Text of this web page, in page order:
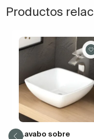
Productos
Lavabo sobre